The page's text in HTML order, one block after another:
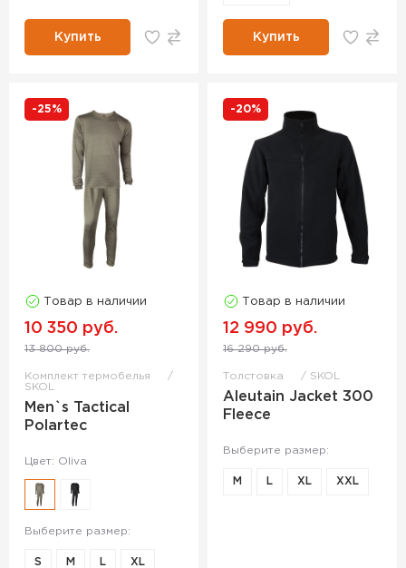
Купить Купить
-25%
Товар в наличии
10 350 руб.
13 800 руб.
Комплект термобелья
SKOL
Men`s Tactical
Polartec
Цвет: Oliva
Выберите размер:
S M L XL
-20%
Товар в наличии
12 990 руб.
16 290 руб.
Толстовка SKOL
Aleutain Jacket 300
Fleece
Выберите размер:
M L XL ХXL